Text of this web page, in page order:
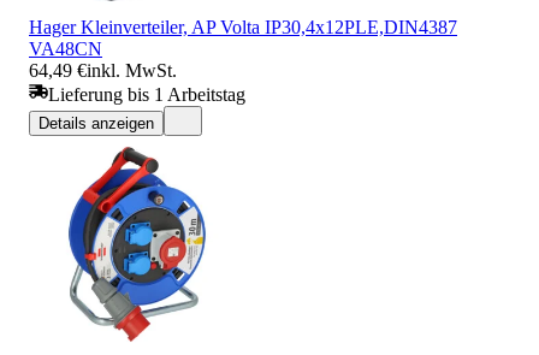
Hager Kleinverteiler, AP Volta IP30,4x12PLE,DIN4387
VA48CN
64,49 €inkl. MwSt.
Lieferung bis 1 Arbeitstag
Details anzeigen